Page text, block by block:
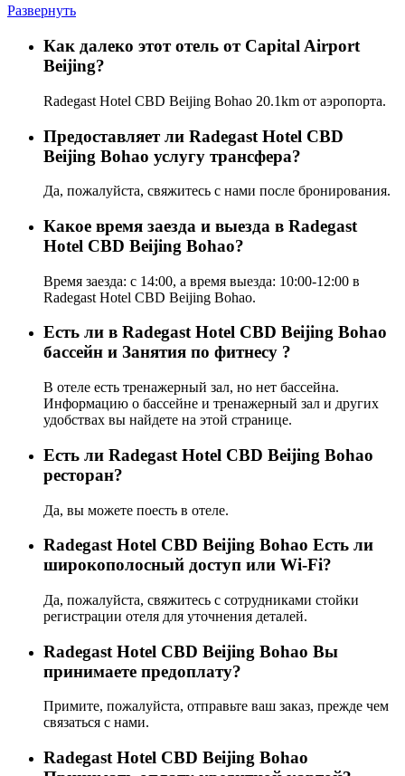
Развернуть
Как далеко этот отель от Capital Airport
Beijing?
Radegast Hotel CBD Beijing Bohao 20.1km от аэропорта.
Предоставляет ли Radegast Hotel CBD
Beijing Bohao услугу трансфера?
Да, пожалуйста, свяжитесь с нами после бронирования.
Какое время заезда и выезда в Radegast
Hotel CBD Beijing Bohao?
Время заезда: с 14:00, а время выезда: 10:00-12:00 в
Radegast Hotel CBD Beijing Bohao.
Есть ли в Radegast Hotel CBD Beijing Bohao
бассейн и Занятия по фитнесу ?
В отеле есть тренажерный зал, но нет бассейна.
Информацию о бассейне и тренажерный зал и других
удобствах вы найдете на этой странице.
Eсть ли Radegast Hotel CBD Beijing Bohao
ресторан?
Да, вы можете поесть в отеле.
Radegast Hotel CBD Beijing Bohao Есть ли
широкополосный доступ или Wi-Fi?
Да, пожалуйста, свяжитесь с сотрудниками стойки
регистрации отеля для уточнения деталей.
Radegast Hotel CBD Beijing Bohao Вы
принимаете предоплату?
Примите, пожалуйста, отправьте ваш заказ, прежде чем
связаться с нами.
Radegast Hotel CBD Beijing Bohao